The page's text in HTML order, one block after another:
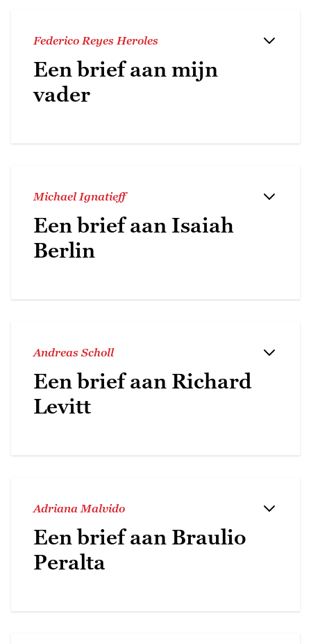
Federico Reyes Heroles
Een brief aan mijn
vader
Michael Ignatieff
Een brief aan Isaiah
Berlin
Andreas Scholl
Een brief aan Richard
Levitt
Adriana Malvido
Een brief aan Braulio
Peralta